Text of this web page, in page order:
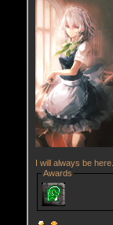
I will always be here.
Awards